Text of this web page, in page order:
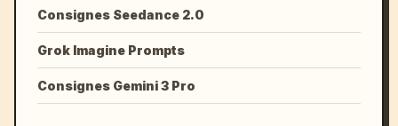
Consignes Seedance 2.0
Grok Imagine Prompts
Consignes Gemini 3 Pro